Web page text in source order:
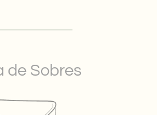
de Sobres